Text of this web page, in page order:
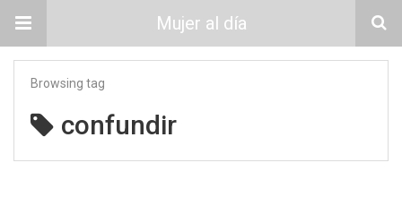
Mujer al día
Browsing tag
confundir